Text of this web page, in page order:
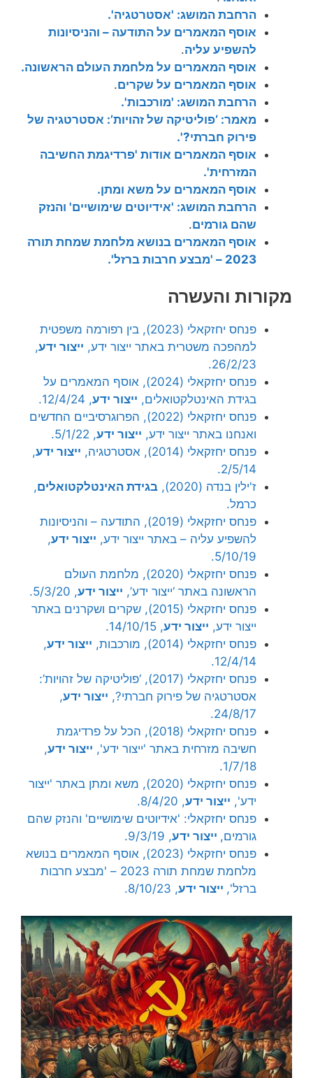
הרחבת המושג: 'אסטרטגיה'.
אוסף המאמרים על התודעה – והניסיונות
להשפיע עליה.
אוסף המאמרים על מלחמת העולם הראשונה.
אוסף המאמרים על שקרים.
הרחבת המושג: 'מורכבות'.
מאמר: ‘פוליטיקה של זהויות’: אסטרטגיה של
פירוק חברתי?'.
אוסף המאמרים אודות 'פרדיגמת החשיבה
המזרחית'.
אוסף המאמרים על משא ומתן.
הרחבת המושג: 'אידיוטים שימושיים' והנזק
שהם גורמים.
אוסף המאמרים בנושא מלחמת שמחת תורה
2023 – 'מבצע חרבות ברזל'.
מקורות והעשרה
פנחס יחזקאלי (2023), בין רפורמה משפטית
למהפכה משטרית באתר ייצור ידע, ייצור ידע,
26/2/23.
פנחס יחזקאלי (2024), אוסף המאמרים על
בגידת האינטלקטואלים, ייצור ידע, 12/4/24.
פנחס יחזקאלי (2022), הפרוגרסיביים החדשים
ואנחנו באתר ייצור ידע, ייצור ידע, 5/1/22.
פנחס יחזקאלי (2014), אסטרטגיה,
ייצור ידע,
2/5/14.
ז'ילין בנדה (2020),
בגידת האינטלקטואלים,
כרמל.
פנחס יחזקאלי (2019), התודעה – והניסיונות
להשפיע עליה – באתר ייצור ידע, ייצור ידע,
5/10/19.
פנחס יחזקאלי (2020), מלחמת העולם
הראשונה באתר ‘ייצור ידע’, ייצור ידע, 5/3/20.
פנחס יחזקאלי (2015), שקרים ושקרנים באתר
ייצור ידע, ייצור ידע, 14/10/15.
פנחס יחזקאלי (2014), מורכבות,
ייצור ידע,
12/4/14.
פנחס יחזקאלי (2017), ‘פוליטיקה של זהויות’:
אסטרטגיה של פירוק חברתי?, ייצור ידע,
24/8/17.
פנחס יחזקאלי (2018), הכל על פרדיגמת
חשיבה מזרחית באתר 'ייצור ידע', ייצור ידע,
1/7/18.
פנחס יחזקאלי (2020), משא ומתן באתר 'ייצור
ידע', ייצור ידע, 8/4/20.
פנחס יחזקאלי: 'אידיוטים שימושיים' והנזק שהם
גורמים, ייצור ידע, 9/3/19.
פנחס יחזקאלי (2023), אוסף המאמרים בנושא
מלחמת שמחת תורה 2023 – 'מבצע חרבות
ברזל', ייצור ידע, 8/10/23.